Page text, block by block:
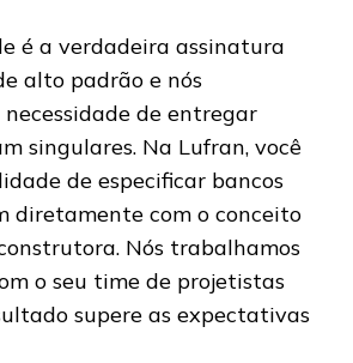
é a verdadeira assinatura
alto padrão e nós
de entregar
singulares. Na Lufran, você
de especificar bancos
diretamente com o conceito
Nós trabalhamos
o seu time de projetistas
supere as expectativas